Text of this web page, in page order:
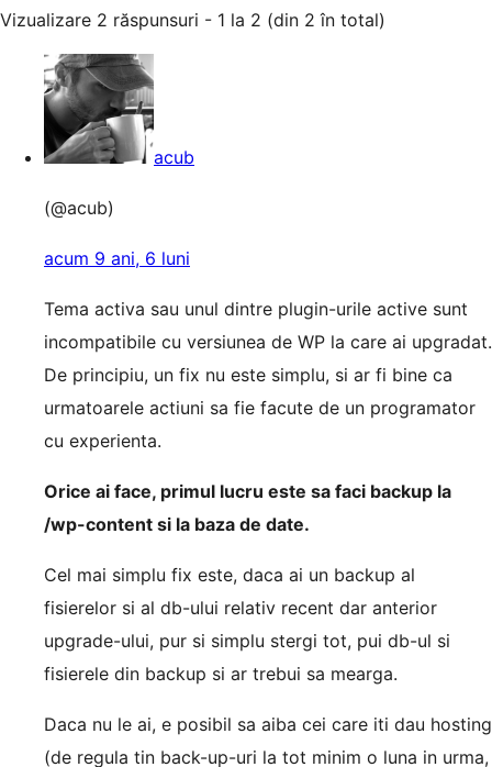
Vizualizare 2 răspunsuri - 1 la 2 (din 2 în total)
acub
(@acub)
acum 9 ani, 6 luni
Tema activa sau unul dintre plugin-urile active sunt
incompatibile cu versiunea de WP la care ai upgradat.
De principiu, un fix nu este simplu, si ar fi bine ca
urmatoarele actiuni sa fie facute de un programator
cu experienta.
Orice ai face, primul lucru este sa faci backup la
/wp-content si la baza de date.
Cel mai simplu fix este, daca ai un backup al
fisierelor si al db-ului relativ recent dar anterior
upgrade-ului, pur si simplu stergi tot, pui db-ul si
fisierele din backup si ar trebui sa mearga.
Daca nu le ai, e posibil sa aiba cei care iti dau hosting
(de regula tin back-up-uri la tot minim o luna in urma,